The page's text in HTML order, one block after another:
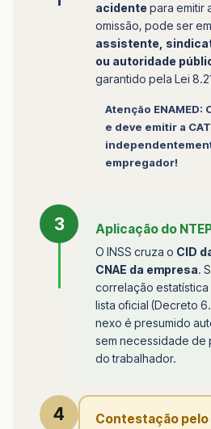
acidentepara emitir
omissão, pode ser
assistente,
ou autoridade
garantido pela Lei
Atenção ENAMED:
e deve emitir a CAT
empregador!
3 Aplicação do
O INSS cruza o CID
CNAE da empresa.
correlação
lista oficial (Decreto
nexo é presumido
sem necessidade de
do trabalhador.
4
Contestação pelo